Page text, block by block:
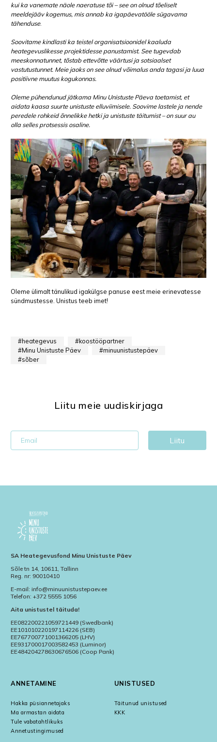
kui ka vanemate näole naeratuse tõi – see on olnud tõeliselt
meeldejääv kogemus, mis annab ka igapäevatööle sügavama
tähenduse.
Soovitame kindlasti ka teistel organisatsioonidel kaaluda
heategevuslikesse projektidesse panustamist. See tugevdab
meeskonnatunnet, tõstab ettevõtte väärtusi ja sotsiaalset
vastutustunnet. Meie jaoks on see olnud võimalus anda tagasi ja luua
positiivne muutus kogukonnas.
Oleme pühendunud jätkama Minu Unistuste Päeva toetamist, et
aidata kaasa suurte unistuste elluviimisele. Soovime lastele ja nende
peredele rohkeid õnnelikke hetki ja unistuste täitumist – on suur au
olla selles protsessis osaline.
Oleme ülimalt tänulikud igakülgse panuse eest meie erinevatesse
sündmustesse. Unistus teeb imet!
heategevus
koostööpartner
Minu Unistuste Päev
minuunistustepäev
sõber
Liitu meie uudiskirjaga
Liitu
SA Heategevusfond Minu Unistuste Päev
Sõle tn 14, 10611, Tallinn
Reg. nr: 90010410
E-mail: info@minuunistustepaev.ee
Telefon: +372 5555 1056
Aita unistustel täituda!
EE082200221059721449 (Swedbank)
EE101010220197114226 (SEB)
EE767700771001366205 (LHV)
EE931700017003582453 (Luminor)
EE484204278630676506 (Coop Pank)
ANNETAMINE
Hakka püsiannetajaks
Ma armastan aidata
Tule vabatahtlikuks
Annetustingimused
UNISTUSED
Täitunud unistused
KKK